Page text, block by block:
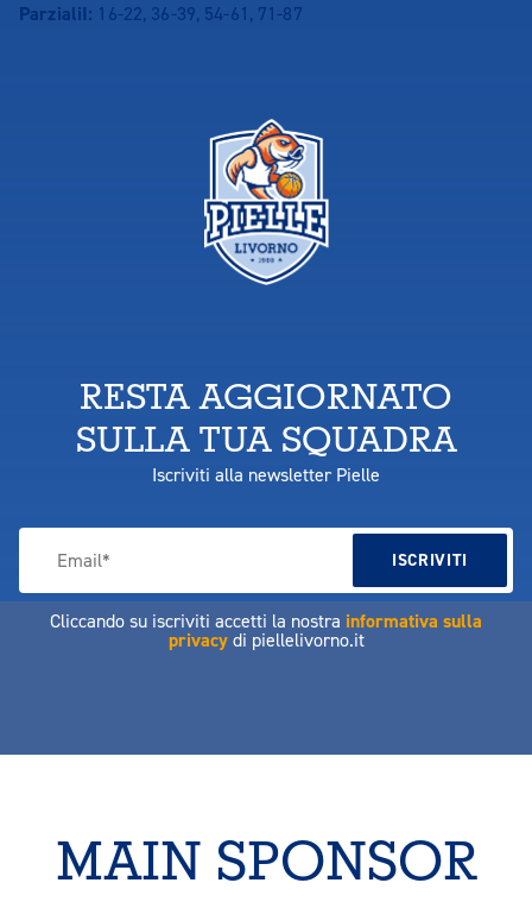
ParzialiI: 16-22, 36-39, 54-61, 71-87
RESTA AGGIORNATO
SULLA TUA SQUADRA
Iscriviti alla newsletter Pielle
Cliccando su iscriviti accetti la nostra informativa sulla
privacydi piellelivorno.it
MAIN SPONSOR